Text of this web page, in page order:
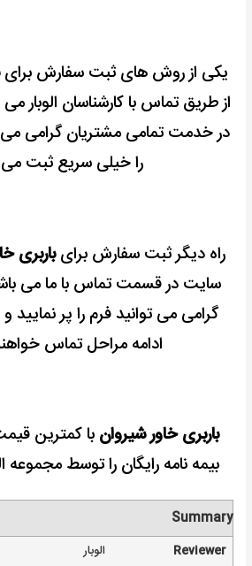
یکی از روش های ثبت سفارش برای
از طریق تماس با کارشناسان الوبار
در خدمت تمامی مشتریان گرامی
را خیلی سریع ثبت می
راه دیگر ثبت سفارش برایباربری
سایت در قسمت تماس با ما می
گرامی می توانید فرم را پر نمایید
ادامه مراحل تماس
باربری خاور شیروان با کمترین
بیمه نامه رایگان را توسط مجموعه
Summary
Reviewer الوبار